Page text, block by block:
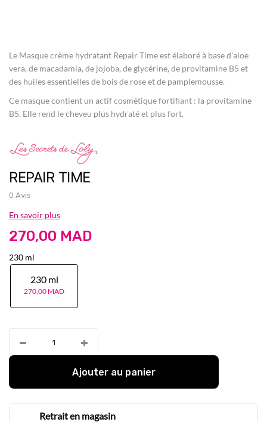
beginning
of
the
gallery
REPAIR TIME
Le Masque crème hydratant Repair Time est élaboré à base d'aloe
vera, de macadamia, de jojoba, de glycérine, de provitamine B5 et
des huiles essentielles de bois de rose et de pamplemousse.
Ce masque contient un actif cosmétique fortifiant : la provitamine
B5. Elle rend le cheveu plus hydraté et plus fort.
0 Avis
En savoir plus
270,00 MAD
230 ml
230 ml
270,00 MAD
Ajouter au panier
Retrait en magasin